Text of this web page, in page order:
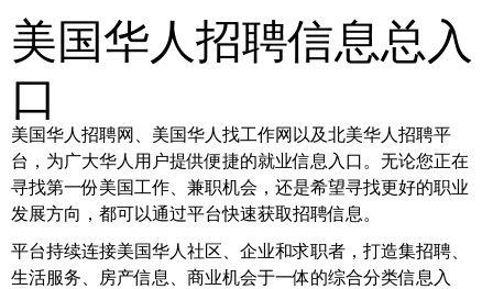
美国华人招聘信息总入
口
美国华人招聘网、美国华人找工作网以及北美华人招聘平
台，为广大华人用户提供便捷的就业信息入口。无论您正在
寻找第一份美国工作、兼职机会，还是希望寻找更好的职业
发展方向，都可以通过平台快速获取招聘信息。
平台持续连接美国华人社区、企业和求职者，打造集招聘、
生活服务、房产信息、商业机会于一体的综合分类信息入